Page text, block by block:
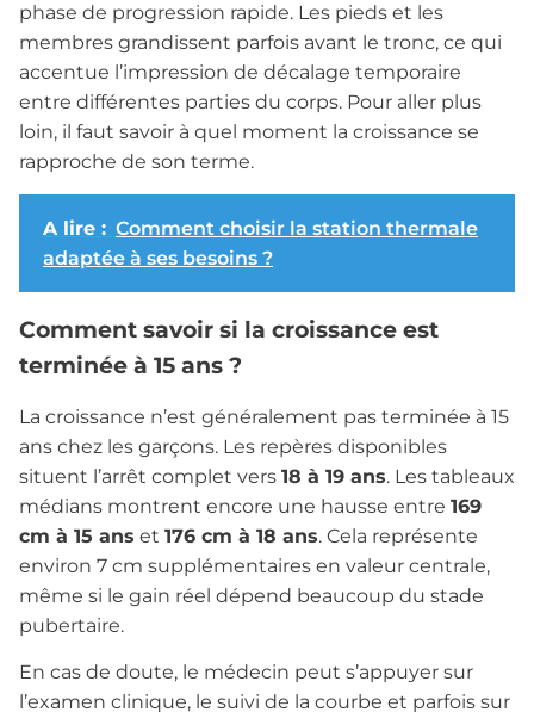
phase de progression rapide. Les pieds et les
membres grandissent parfois avant le tronc, ce qui
accentue l’impression de décalage temporaire
entre différentes parties du corps. Pour aller plus
loin, il faut savoir à quel moment la croissance se
rapproche de son terme.
A lire : Comment choisir la station thermale
adaptée à ses besoins ?
Comment savoir si la croissance est
terminée à 15 ans ?
La croissance n’est généralement pas terminée à 15
ans chez les garçons. Les repères disponibles
situent l’arrêt complet vers 18 à 19 ans. Les tableaux
médians montrent encore une hausse entre 169
cm à 15 ans et 176 cm à 18 ans. Cela représente
environ 7 cm supplémentaires en valeur centrale,
même si le gain réel dépend beaucoup du stade
pubertaire.
En cas de doute, le médecin peut s’appuyer sur
l’examen clinique, le suivi de la courbe et parfois sur